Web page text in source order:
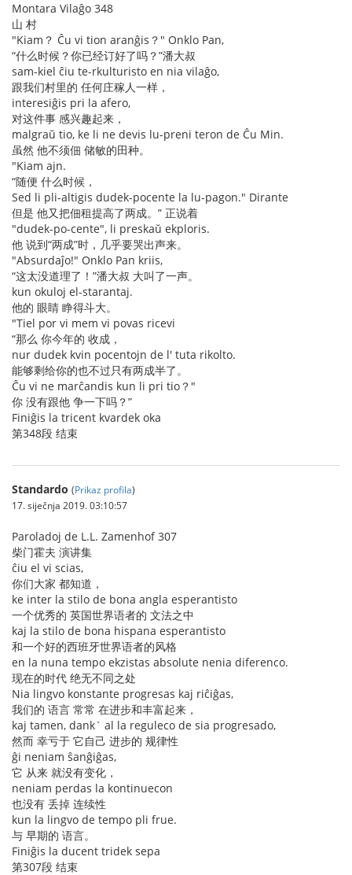
Montara Vilaĝo 348
山 村
"Kiam？ Ĉu vi tion aranĝis？" Onklo Pan,
“什么时候？你已经订好了吗？”潘大叔
sam-kiel ĉiu te-rkulturisto en nia vilaĝo,
跟我们村里的 任何庄稼人一样，
interesiĝis pri la afero,
对这件事 感兴趣起来，
malgraŭ tio, ke li ne devis lu-preni teron de Ĉu Min.
虽然 他不须佃 储敏的田种。
"Kiam ajn.
“随便 什么时候，
Sed li pli-altigis dudek-pocente la lu-pagon." Dirante
但是 他又把佃租提高了两成。” 正说着
"dudek-po-cente", li preskaŭ ekploris.
他 说到“两成”时，几乎要哭出声来。
"Absurdaĵo!" Onklo Pan kriis,
“这太没道理了！”潘大叔 大叫了一声。
kun okuloj el-starantaj.
他的 眼睛 睁得斗大。
"Tiel por vi mem vi povas ricevi
“那么 你今年的 收成，
nur dudek kvin pocentojn de l' tuta rikolto.
能够剩给你的也不过只有两成半了。
Ĉu vi ne marĉandis kun li pri tio？"
你 没有跟他 争一下吗？”
Finiĝis la tricent kvardek oka
第348段 结束
Standardo (Prikaz profila)
17. siječnja 2019. 03:10:57
Paroladoj de L.L. Zamenhof 307
柴门霍夫 演讲集
ĉiu el vi scias,
你们大家 都知道，
ke inter la stilo de bona angla esperantisto
一个优秀的 英国世界语者的 文法之中
kaj la stilo de bona hispana esperantisto
和一个好的西班牙世界语者的风格
en la nuna tempo ekzistas absolute nenia diferenco.
现在的时代 绝无不同之处
Nia lingvo konstante progresas kaj riĉiĝas,
我们的 语言 常常 在进步和丰富起来，
kaj tamen, dank` al la reguleco de sia progresado,
然而 幸亏于 它自己 进步的 规律性
ĝi neniam ŝanĝiĝas,
它 从来 就没有变化，
neniam perdas la kontinuecon
也没有 丢掉 连续性
kun la lingvo de tempo pli frue.
与 早期的 语言。
Finiĝis la ducent tridek sepa
第307段 结束